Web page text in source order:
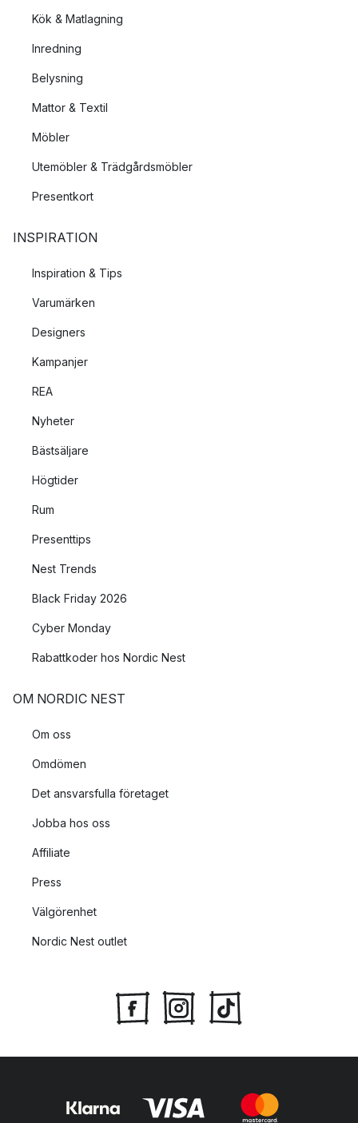
Kök & Matlagning
Inredning
Belysning
Mattor & Textil
Möbler
Utemöbler & Trädgårdsmöbler
Presentkort
INSPIRATION
Inspiration & Tips
Varumärken
Designers
Kampanjer
REA
Nyheter
Bästsäljare
Högtider
Rum
Presenttips
Nest Trends
Black Friday 2026
Cyber Monday
Rabattkoder hos Nordic Nest
OM NORDIC NEST
Om oss
Omdömen
Det ansvarsfulla företaget
Jobba hos oss
Affiliate
Press
Välgörenhet
Nordic Nest outlet